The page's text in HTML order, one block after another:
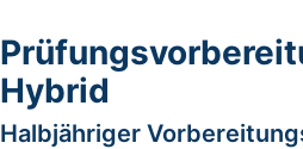
Hybrid
Halbjähriger